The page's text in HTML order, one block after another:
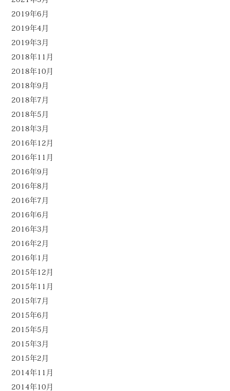
2019年6月
2019年4月
2019年3月
2018年11月
2018年10月
2018年9月
2018年7月
2018年5月
2018年3月
2016年12月
2016年11月
2016年9月
2016年8月
2016年7月
2016年6月
2016年3月
2016年2月
2016年1月
2015年12月
2015年11月
2015年7月
2015年6月
2015年5月
2015年3月
2015年2月
2014年11月
2014年10月